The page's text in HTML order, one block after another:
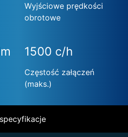
Wyjściowe prędkości
obrotowe
1500 c/h
Częstość załączeń
(maks.)